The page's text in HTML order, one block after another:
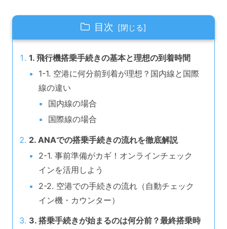
目次
1. 飛行機搭乗手続きの基本と理想の到着時間
1-1. 空港に何分前到着が理想？国内線と国際
線の違い
国内線の場合
国際線の場合
2. ANAでの搭乗手続きの流れを徹底解説
2-1. 事前準備がカギ！オンラインチェック
インを活用しよう
2-2. 空港での手続きの流れ（自動チェック
イン機・カウンター）
3. 搭乗手続きが始まるのは何分前？最終搭乗時